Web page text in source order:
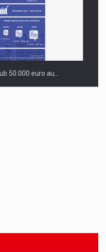
50.000 euro au…